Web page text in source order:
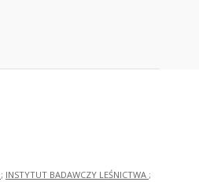
; INSTYTUT BADAWCZY LEŚNICTWA ;